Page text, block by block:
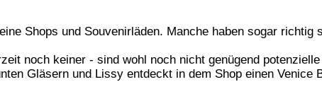
Shops und Souvenirläden. Manche haben sogar richtig
noch keiner - sind wohl noch nicht genügend
Gläsern und Lissy entdeckt in dem Shop einen Venice